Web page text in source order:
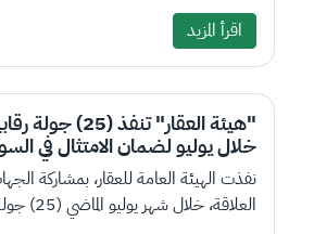
اقرأ المزيد
"هيئة العقار" تنفذ
خلال يوليو لضمان الامتثال في
نفذت الهيئة العامة للعقار، بمشاركة
العلاقة، خلال شهر يوليو الماضي (25) جولة...